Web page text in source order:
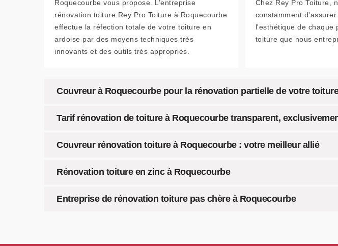
Roquecourbe vous propose. L’entreprise
rénovation toiture Rey Pro Toiture à Roquecourbe
effectue la réfection totale de votre toiture en
ardoise par des moyens techniques très
innovants et des outils très appropriés.
Chez Rey Pro Toiture,
constamment
l'esthétique de chaque
toiture que nous
Couvreur à Roquecourbe pour la rénovation partielle de votre toiture
Tarif rénovation de toiture à Roquecourbe transparent,
Couvreur rénovation toiture à Roquecourbe : votre meilleur allié
Rénovation toiture en zinc à Roquecourbe
Entreprise de rénovation toiture pas chère à Roquecourbe